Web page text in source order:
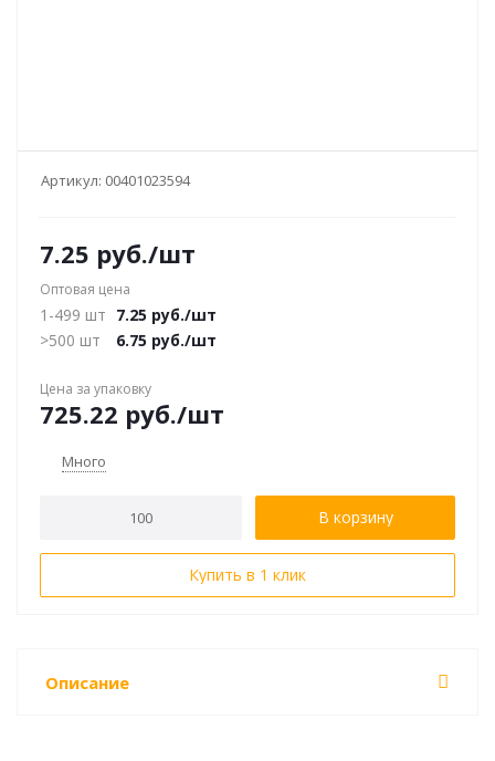
Артикул: 00401023594
7.25 руб./шт
Оптовая цена
1-499 шт 7.25 руб./шт
>500 шт
6.75 руб./шт
Цена за упаковку
725.22 руб./шт
Много
В корзину
Купить в 1 клик
Описание